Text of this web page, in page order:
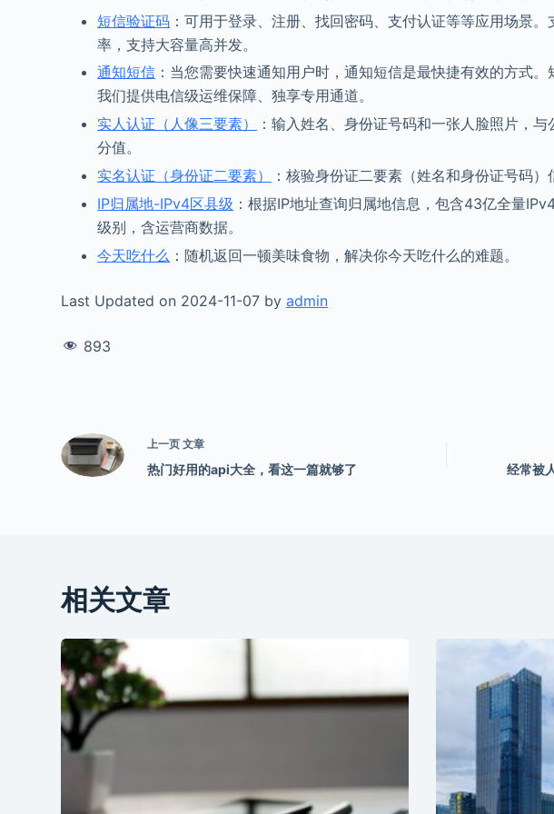
短信验证码 ：可用于登录、注册、找回密码、支付认证等等应用场景
率，支持大容量高并发。
通知短信 ：当您需要快速通知用户时，通知短信是最快捷有效的方式
我们提供电信级运维保障、独享专用通道。
实人认证（人像三要素）
：输入姓名、身份证号码和一张人脸照片，
分值。
实名认证（身份证二要素）
：核验身份证二要素（姓名和身份证号码）
IP归属地-IPv4区县级 ：根据IP地址查询归属地信息，包含43亿全量
级别，含运营商数据。
今天吃什么 ：随机返回一顿美味食物，解决你今天吃什么的难题。
Last Updated on 2024-11-07 byadmin
893
上一页文章
热门好用的api大全，看这一篇就够了 经常被
相关文章